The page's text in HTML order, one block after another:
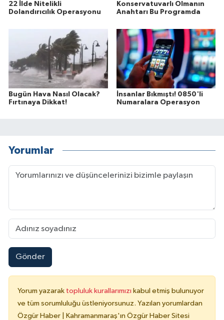
22 İlde Nitelikli
Dolandırıcılık Operasyonu
Konservatuvarlı Olmanın
Anahtarı Bu Programda
Bugün Hava Nasıl Olacak?
Fırtınaya Dikkat!
İnsanlar Bıkmıştı! 0850'li
Numaralara Operasyon
Yorumlar
Gönder
Yorum yazarak topluluk kurallarımızı kabul etmiş bulunuyor
ve tüm sorumluluğu üstleniyorsunuz. Yazılan yorumlardan
Özgür Haber | Kahramanmaraş'ın Özgür Haber Sitesi